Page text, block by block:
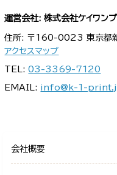
運営会社: 株式会社ケイワンプ
住所: 〒160-0023 東京都
アクセスマップ
TEL:03-3369-7120
EMAIL: info@k-1-
会社概要